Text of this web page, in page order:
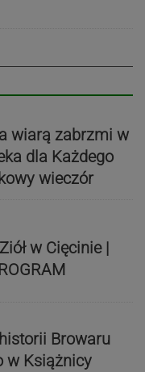
wiarą zabrzmi w
dla Każdego
wieczór
w Cięcinie |
Browaru
w Książnicy